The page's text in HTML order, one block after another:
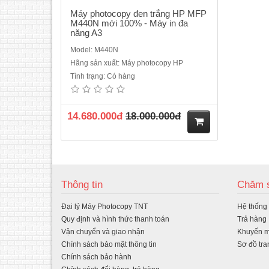
Máy photocopy đen trắng HP MFP
M440N mới 100% - Máy in đa
năng A3
Model: M440N
Hãng sản xuất: Máy photocopy HP
Tình trạng: Có hàng
14.680.000đ 18.000.000đ
Thông tin
Đại lý Máy Photocopy TNT
Quy định và hình thức thanh toán
Vận chuyển và giao nhận
Chính sách bảo mật thông tin
Chính sách bảo hành
Chăm
Hệ
Trả hàng
Khuyến
Sơ đồ